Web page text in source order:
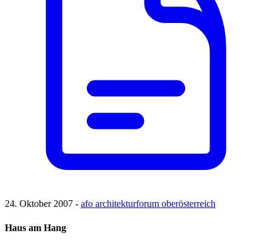
24. Oktober 2007 - afo architekturforum oberösterreich
Haus am Hang